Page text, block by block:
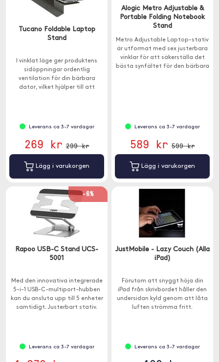
Tucano Foldable Laptop
Stand
I vinklat läge ger produktens
sidöppningar ordentlig
ventilation för din bärbara
dator, vilket hjälper till att
Leverans ca 3-7 vardagar
269 kr 299 kr
Lägg i varukorgen
Alogic Metro Adjustable &
Portable Folding Notebook
Stand
Metro Adjustable Laptop-stativ
är utformat med sex justerbara
vinklar för att säkerställa det
bästa synfältet för den bärbara
Leverans ca 3-7 vardagar
589 kr 599 kr
Lägg i varukorgen
-6%
Rapoo USB-C Stand UCS-
5001
Med den innovativa integrerade
5-i-1 USB-C-multiport-hubben
kan du ansluta upp till 5 enheter
samtidigt. Justerbart stativ.
Leverans ca 3-7 vardagar
JustMobile - Lazy Couch (Alla
iPad)
Förutom att snyggt höja din
iPad från skrivbordet håller den
undersidan kyld genom att låta
luften strömma fritt.
Leverans ca 3-7 vardagar